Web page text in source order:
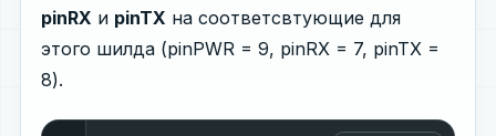
pinRX и pinTX на соответсвтующие для
этого шилда (pinPWR = 9, pinRX = 7, pinTX =
8).